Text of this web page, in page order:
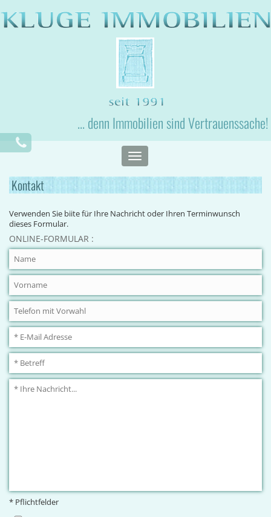
... denn Immobilien sind Vertrauenssache!
Toggle
navigation
Kontakt
Verwenden Sie biite für Ihre Nachricht oder Ihren Terminwunsch
dieses Formular.
ONLINE-FORMULAR :
* Pflichtfelder